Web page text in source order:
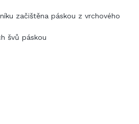
začištěna páskou z vrchového
švů páskou